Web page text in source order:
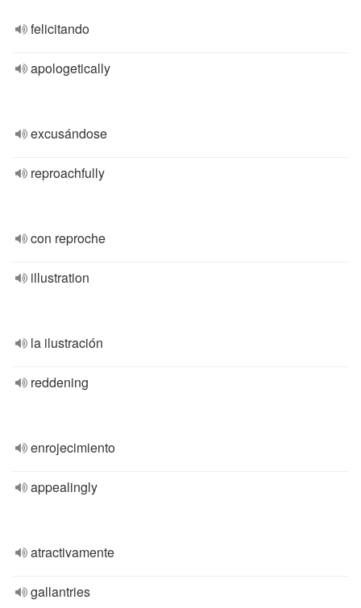
felicitando
apologetically
excusándose
reproachfully
con reproche
illustration
la ilustración
reddening
enrojecimiento
appealingly
atractivamente
gallantries